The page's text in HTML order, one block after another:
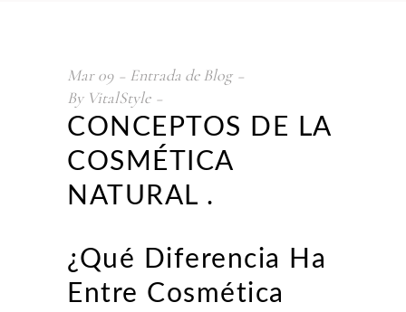
Mar 09
Entrada de Blog
By VitalStyle
CONCEPTOS DE LA
COSMÉTICA
NATURAL .
¿Qué Diferencia Ha
Entre Cosmética